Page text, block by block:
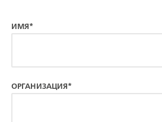
ИМЯ*
ОРГАНИЗАЦИЯ*